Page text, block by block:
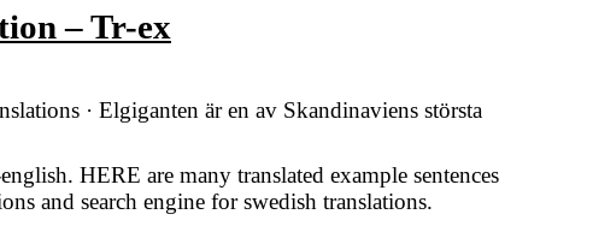
– Tr-ex
· Elgiganten är en av Skandinaviens största
HERE are many translated example sentences
and search engine for swedish translations.